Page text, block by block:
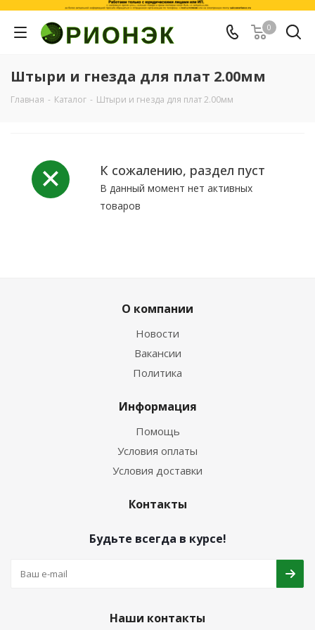
0
Штыри и гнезда для плат 2.00мм
Главная - Каталог - Штыри и гнезда для плат 2.00мм
К сожалению, раздел пуст
В данный момент нет активных
товаров
О компании
Новости
Вакансии
Политика
Информация
Помощь
Условия оплаты
Условия доставки
Контакты
Будьте всегда в курсе!
Наши контакты